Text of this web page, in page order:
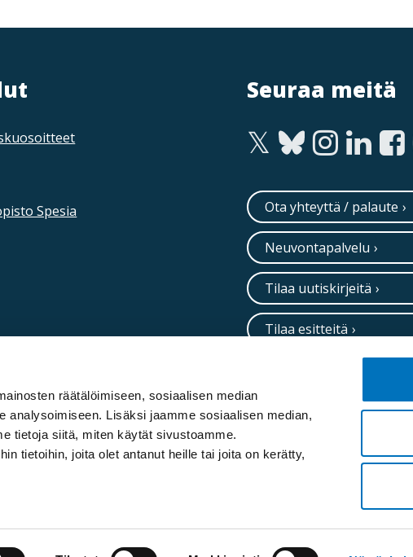
räätälöimiseen, sosiaalisen median
analysoimiseen. Lisäksi jaamme sosiaalisen median,
tietoja siitä, miten käytät sivustoamme.
tietoihin, joita olet antanut heille tai joita on kerätty,
Spesia
Seuraa meitä
Ota yhteyttä / palaute
Neuvontapalvelu
Tilaa uutiskirjeitä
Tilaa esitteitä